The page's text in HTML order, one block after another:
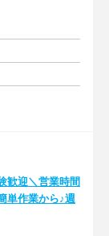
歓迎＼営業時間
単作業から♪週